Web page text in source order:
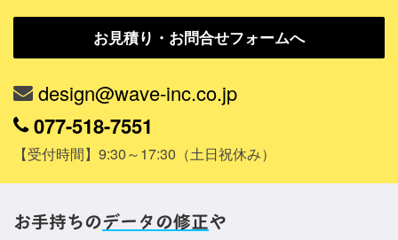
キャンセルについて
ご利用規約
お見積り・お問合せ
お見積り・お問合せフォームへ
design@wave-inc.co.jp
077-518-7551
【受付時間】9:30～17:30（土日祝休み）
お手持ちのデータの修正や